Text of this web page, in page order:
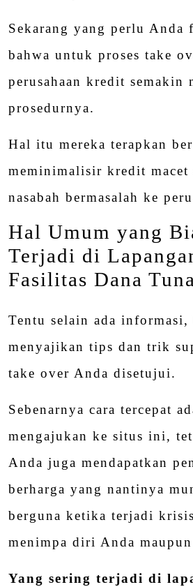
Sekarang yang perlu Anda
bahwa untuk proses take
perusahaan kredit semakin
prosedurnya.
Hal itu mereka terapkan
meminimalisir kredit macet
nasabah bermasalah ke
Hal Umum yang
Terjadi di
Fasilitas Dana
Tentu selain ada
menyajikan tips dan trik
take over Anda disetujui.
Sebenarnya cara tercepat
mengajukan ke situs ini,
Anda juga mendapatkan
berharga yang nantinya
berguna ketika terjadi
menimpa diri Anda
Yang sering terjadi di